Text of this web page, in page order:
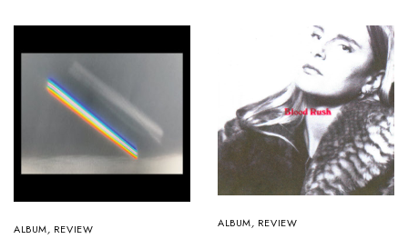
ALBUM, REVIEW ALBUM, REVIEW